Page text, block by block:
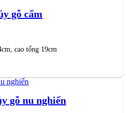
gỗ cẩm
cao tổng 19cm
gỗ nu nghiến